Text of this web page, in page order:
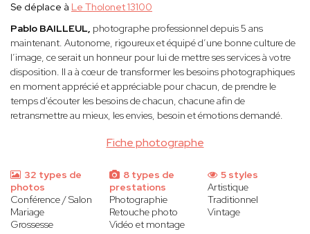
Fiche photographe
Se déplace à Le Tholonet 13100
Pablo BAILLEUL, photographe professionnel depuis 5 ans
maintenant. Autonome, rigoureux et équipé d’une bonne culture de
l’image, ce serait un honneur pour lui de mettre ses services à votre
disposition. Il a à cœur de transformer les besoins photographiques
en moment apprécié et appréciable pour chacun, de prendre le
temps d'écouter les besoins de chacun, chacune afin de
retransmettre au mieux, les envies, besoin et émotions demandé.
32 types de
photos
Conférence / Salon
Mariage
Grossesse
8 types de
prestations
Photographie
Retouche photo
Vidéo et montage
5 styles
Artistique
Traditionnel
Vintage